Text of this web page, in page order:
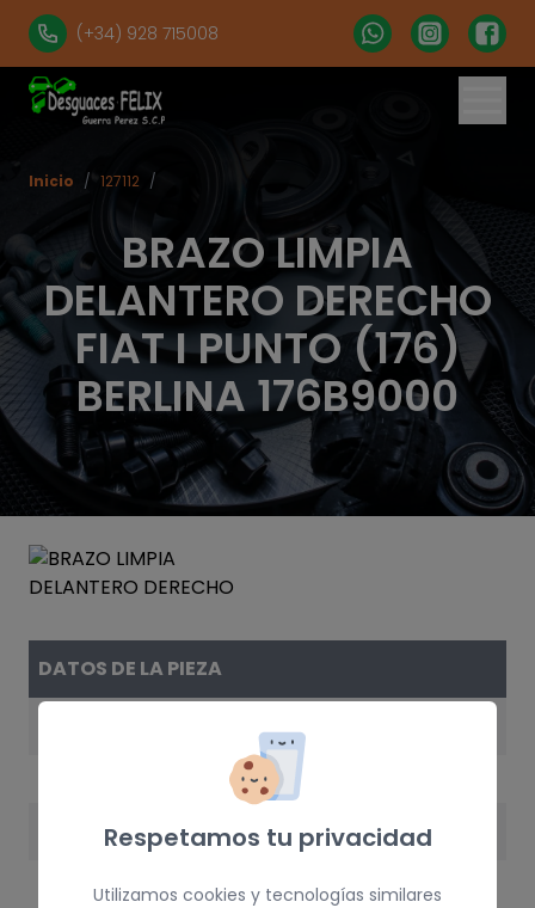
(+34) 928 715008
BRAZO LIMPIA
DELANTERO DERECHO
FIAT I PUNTO (176)
BERLINA 176B9000
Inicio / 127112 /
DATOS DE LA PIEZA
Respetamos tu privacidad
Utilizamos cookies y tecnologías similares